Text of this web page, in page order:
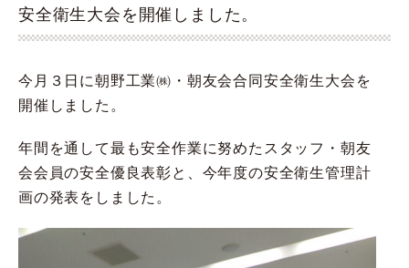
安全衛生大会を開催しました。
今月３日に朝野工業㈱・朝友会合同安全衛生大会を
開催しました。
年間を通して最も安全作業に努めたスタッフ・朝友
会会員の安全優良表彰と、今年度の安全衛生管理計
画の発表をしました。